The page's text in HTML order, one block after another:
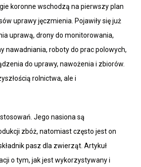
koronne wschodzą na pierwszy plan
uprawy jęczmienia. Pojawiły się już
uprawą, drony do monitorowania,
nawadniania, roboty do prac polowych,
do uprawy, nawożenia i zbiorów.
rolnictwa, ale i
Jego nasiona są
zbóż, natomiast często jest on
pasz dla zwierząt. Artykuł
o tym, jak jest wykorzystywany i